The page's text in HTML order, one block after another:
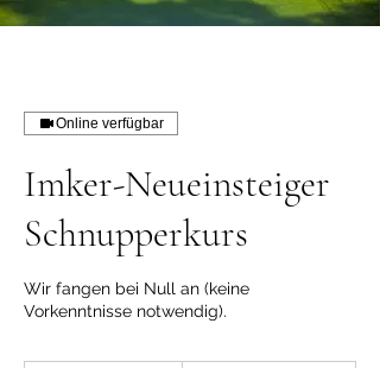
Online verfügbar
Imker-Neueinsteiger
Schnupperkurs
Wir fangen bei Null an (keine
Vorkenntnisse notwendig).